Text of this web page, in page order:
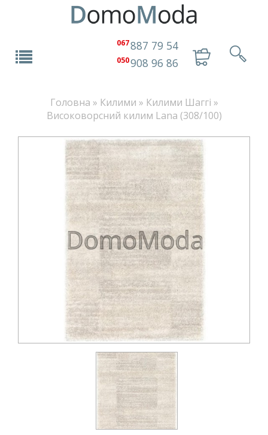
067887 79 54
050908 96 86
Головна » Килими » Килими Шаггі »
Високоворсний килим Lana (308/100)